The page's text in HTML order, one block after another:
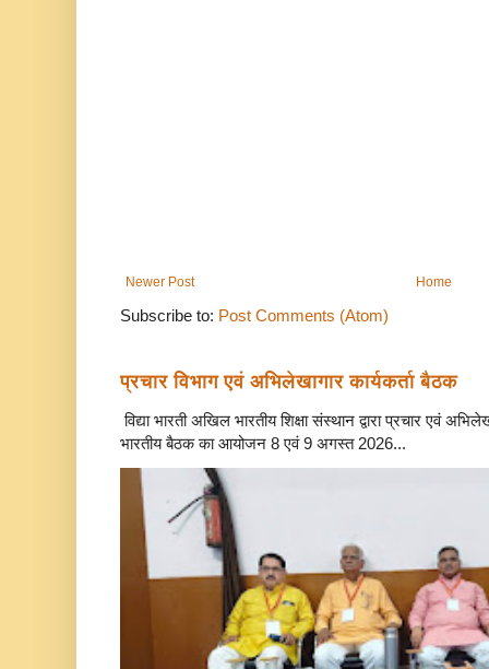
Newer Post Home
Subscribe to: Post Comments (Atom)
प्रचार विभाग एवं अभिलेखागार कार्यकर्ता बैठक
विद्या भारती अखिल भारतीय शिक्षा संस्थान द्वारा प्रचार एवं
भारतीय बैठक का आयोजन 8 एवं 9 अगस्त 2026...